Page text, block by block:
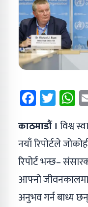
काठमाडौं । विश्व
नयाँ रिपोर्टले
रिपोर्ट भन्छ–
आफ्नो जीवनकालमा
अनुभव गर्न बाध्य